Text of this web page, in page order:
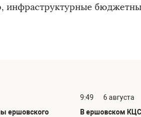
инфраструктурные
ершовского
9:49
6 августа
В ершовском